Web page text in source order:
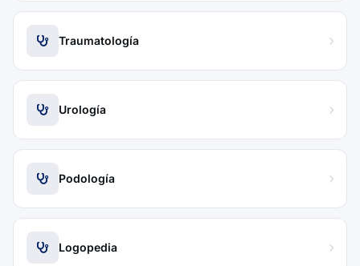
Traumatología
Urología
Podología
Logopedia